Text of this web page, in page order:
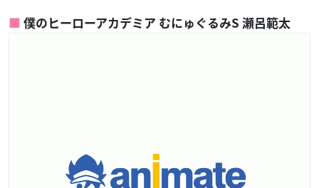
僕のヒーローアカデミア むにゅぐるみS 瀬呂範太